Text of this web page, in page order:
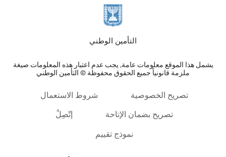
التأمين الوطني
يشمل هذا الموقع معلومات عامة, يجب عدم اعتبار هذه المعلومات صيغة
ملزمة قانونياً جميع الحقوق محفوظة © التأمين الوطني
تصريح الخصوصية شروط الاستعمال
تصريح بضمان الإتاحة إتّصِلْ
نموذج تقييم